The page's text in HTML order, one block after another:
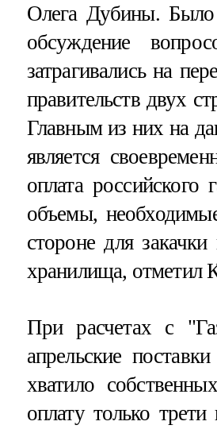
Олега Дубины.
обсуждение
затрагивались на
правительств двух
Главным из них на
является
оплата российского
объемы,
стороне для
хранилища, отметил
При расчетах с
апрельские
хватило
оплату только